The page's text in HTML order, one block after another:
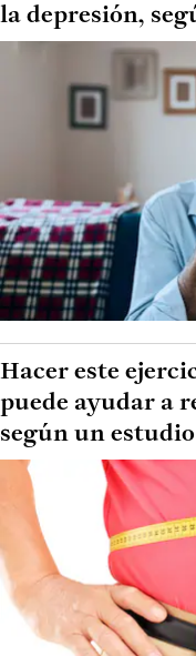
la depresión,
Hacer este
puede ayudar a
según un estudio